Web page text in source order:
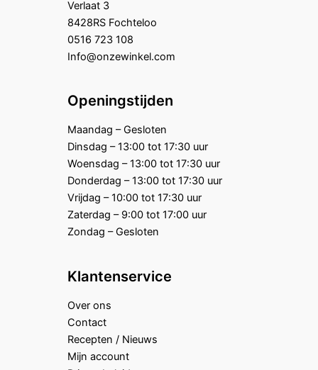
Verlaat 3
8428RS Fochteloo
0516 723 108
Info@onzewinkel.com
Openingstijden
Maandag – Gesloten
Dinsdag – 13:00 tot 17:30 uur
Woensdag – 13:00 tot 17:30 uur
Donderdag – 13:00 tot 17:30 uur
Vrijdag – 10:00 tot 17:30 uur
Zaterdag – 9:00 tot 17:00 uur
Zondag – Gesloten
Klantenservice
Over ons
Contact
Recepten / Nieuws
Mijn account